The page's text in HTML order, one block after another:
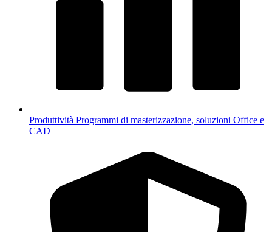
Produttività Programmi di masterizzazione, soluzioni Office e
CAD